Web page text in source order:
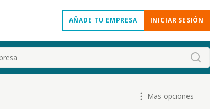
AÑADE TU EMPRESA INICIAR SESIÓN
Mas opciones